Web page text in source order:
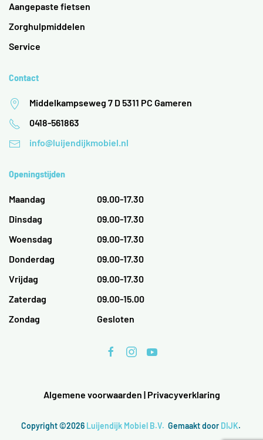
Aangepaste fietsen
Zorghulpmiddelen
Service
Contact
Middelkampseweg 7 D 5311 PC Gameren
0418-561863
info@luijendijkmobiel.nl
Openingstijden
Maandag
09.00-17.30
Dinsdag
09.00-17.30
Woensdag
09.00-17.30
Donderdag
09.00-17.30
Vrijdag
09.00-17.30
Zaterdag
09.00-15.00
Zondag
Gesloten
Algemene voorwaarden | Privacyverklaring
Copyright ©2026 Luijendijk Mobiel B.V. Gemaakt door DIJK.